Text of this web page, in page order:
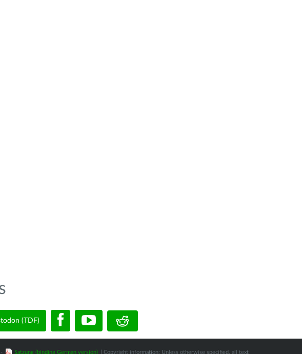
(TDF)
- Satzung (binding German version) | Copyright information: Unless otherwise specified, all text